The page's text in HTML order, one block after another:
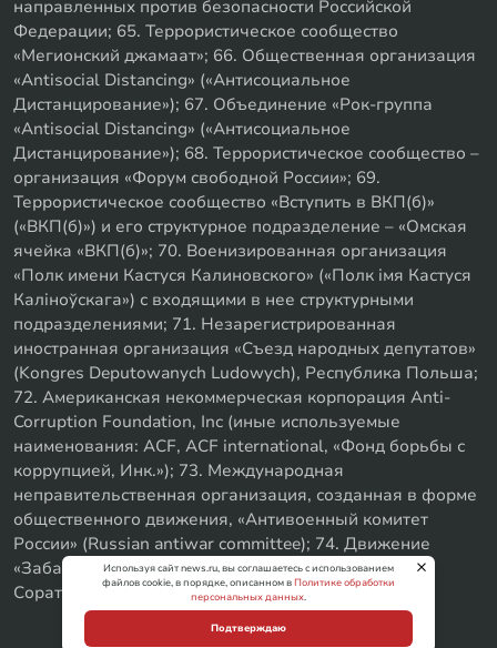
направленных против безопасности Российской
Федерации; 65. Террористическое сообщество
«Мегионский джамаат»; 66. Общественная организация
«Antisocial Distancing» («Антисоциальное
Дистанцирование»); 67. Объединение «Рок-группа
«Antisocial Distancing» («Антисоциальное
Дистанцирование»); 68. Террористическое сообщество –
организация «Форум свободной России»; 69.
Террористическое сообщество «Вступить в ВКП(б)»
(«ВКП(б)») и его структурное подразделение – «Омская
ячейка «ВКП(б)»; 70. Военизированная организация
«Полк имени Кастуся Калиновского» («Полк iмя Кастуся
Калiноўскага») с входящими в нее структурными
подразделениями; 71. Незарегистрированная
иностранная организация «Съезд народных депутатов»
(Kongres Deputowanych Ludowych), Республика Польша;
72. Американская некоммерческая корпорация Anti-
Corruption Foundation, Inc (иные используемые
наименования: ACF, ACF international, «Фонд борьбы с
коррупцией, Инк.»); 73. Международная
неправительственная организация, созданная в форме
общественного движения, «Антивоенный комитет
России» (Russian antiwar committee); 74. Движение
«Забайкальское левое объединение»; 75. «SxE
Соратники с Уфы»
Используя сайт news.ru, вы соглашаетесь с использованием
файлов cookie, в порядке, описанном вПолитике обработки
персональных данных.
Подтверждаю